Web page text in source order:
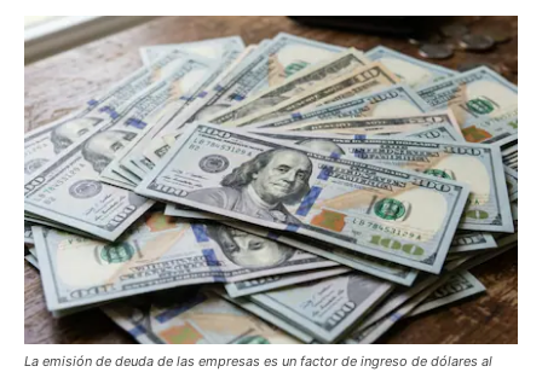
La emisión de deuda de las empresas es un factor de ingreso de dólares al